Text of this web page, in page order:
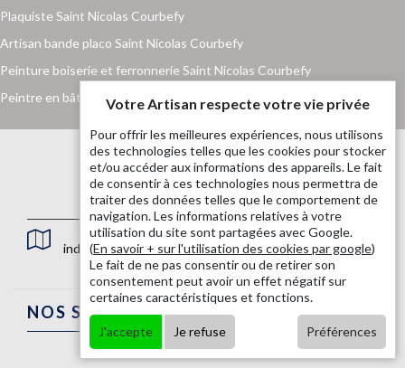
Plaquiste Saint Nicolas Courbefy
Artisan bande placo Saint Nicolas Courbefy
Peinture boiserie et ferronnerie Saint Nicolas Courbefy
Peintre en bâtiment Saint Nicolas Courbefy
indisponible
NOS SERVICES
Votre Artisan respecte votre vie privée
Pour offrir les meilleures expériences, nous utilisons
des technologies telles que les cookies pour stocker
et/ou accéder aux informations des appareils. Le fait
de consentir à ces technologies nous permettra de
traiter des données telles que le comportement de
navigation. Les informations relatives à votre
utilisation du site sont partagées avec Google.
(En savoir + sur l'utilisation des cookies par google)
Le fait de ne pas consentir ou de retirer son
consentement peut avoir un effet négatif sur
certaines caractéristiques et fonctions.
J'accepte Je refuse Préférences